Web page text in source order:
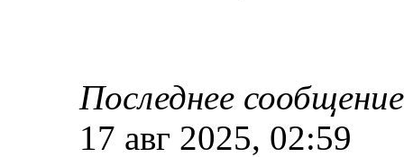
Последнее сообщение
17 авг 2025, 02:59